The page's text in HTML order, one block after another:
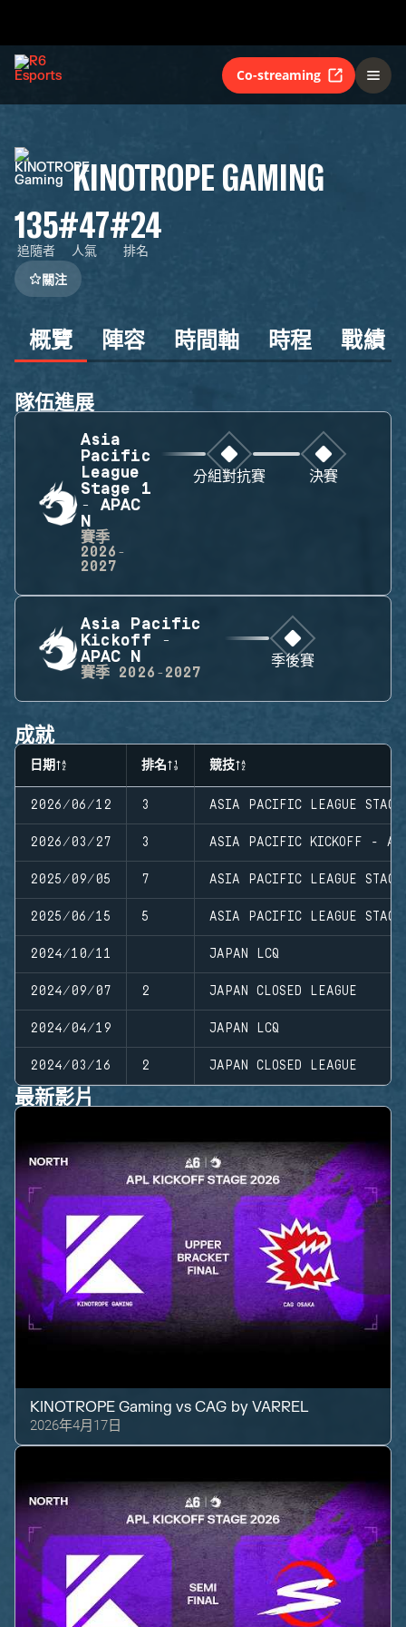
Co-streaming
KINOTROPE GAMING
135
追隨者
#47
人氣
#24
排名
關注
概覽 陣容 時間軸 時程 戰績
隊伍進展
Asia
Pacific
League
Stage 1
- APAC
N
賽季
2026-
2027
分組對抗賽 決賽
Asia Pacific
Kickoff -
APAC N
賽季 2026-2027
季後賽
成就
日期 排名 競技
2026/06/12 3 ASIA PACIFIC LEAGUE
2026/03/27 3 ASIA PACIFIC KICKOFF -
2025/09/05 7 ASIA PACIFIC LEAGUE
2025/06/15 5 ASIA PACIFIC LEAGUE
2024/10/11 JAPAN LCQ
2024/09/07 2 JAPAN CLOSED LEAGUE
2024/04/19 JAPAN LCQ
2024/03/16 2 JAPAN CLOSED LEAGUE
最新影片
KINOTROPE Gaming vsCAG by VARREL
2026年4月17日